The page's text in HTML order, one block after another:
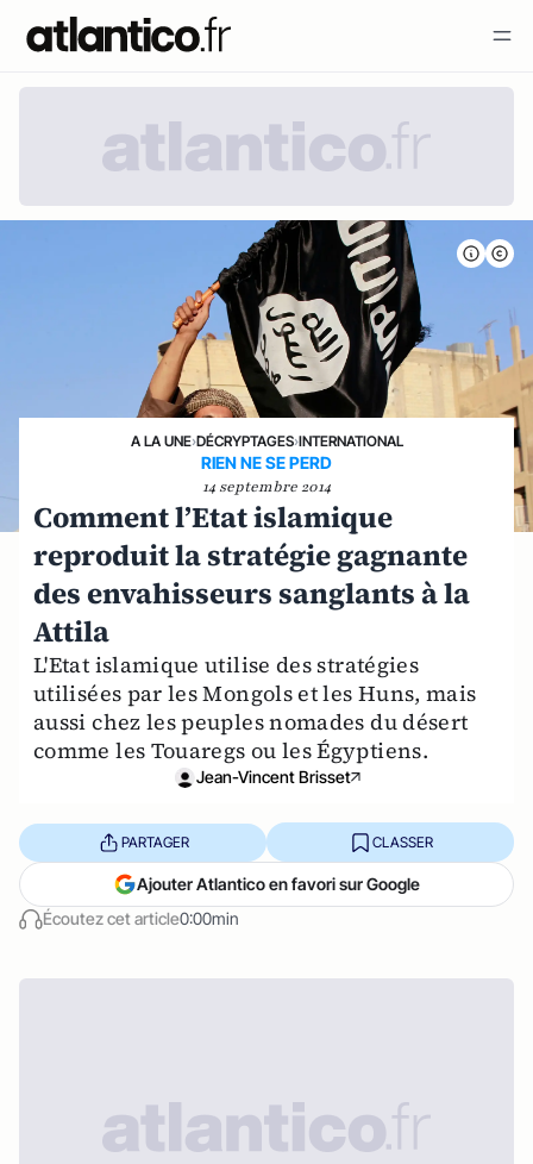
A LA UNE›DÉCRYPTAGES›INTERNATIONAL
RIEN NE SE PERD
14 septembre 2014
Comment l’Etat islamique
reproduit la stratégie gagnante
des envahisseurs sanglants à la
Attila
L'Etat islamique utilise des stratégies
utilisées par les Mongols et les Huns, mais
aussi chez les peuples nomades du désert
comme les Touaregs ou les Égyptiens.
Jean-Vincent Brisset
Écoutez cet article0:00min
PARTAGER CLASSER
Ajouter Atlantico en favori sur Google